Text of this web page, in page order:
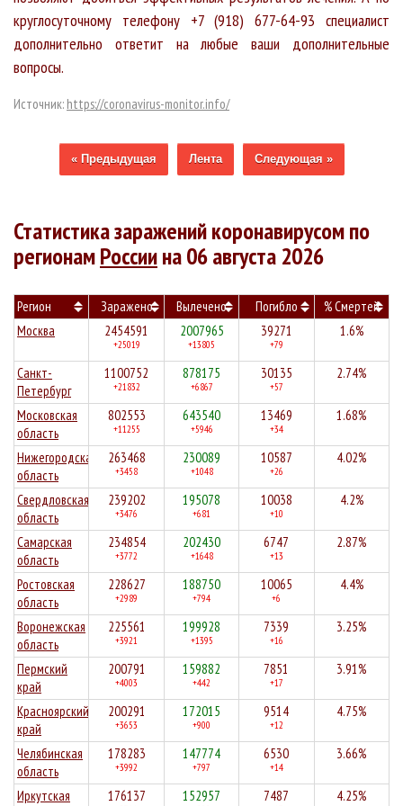
круглосуточному телефону +7 (918) 677-64-93 специалист
дополнительно ответит на любые ваши дополнительные
вопросы.
Источник: https://coronavirus-monitor.info/
« Предыдущая Лента Следующая »
Статистика заражений коронавирусом по
регионамРоссиина 06 августа 2026
Регион Заражено Вылечено Погибло
% Смертей
Москва
2454591
+25019
2007965
+13805
39271
+79
1.6%
Санкт-
Петербург
1100752
+21832
878175
+6867
30135
+57
2.74%
Московская
область
802553
+11255
643540
+5946
13469
+34
1.68%
Нижегородская
область
263468
+3458
230089
+1048
10587
+26
4.02%
Свердловская
область
239202
+3476
195078
+681
10038
+10
4.2%
Самарская
область
234854
+3772
202430
+1648
6747
+13
2.87%
Ростовская
область
228627
+2989
188750
+794
10065
+6
4.4%
Воронежская
область
225561
+3921
199928
+1395
7339
+16
3.25%
Пермский
край
200791
+4003
159882
+442
7851
+17
3.91%
Красноярский
край
200291
+3653
172015
+900
9514
+12
4.75%
Челябинская
область
178283
+3992
147774
+797
6530
+14
3.66%
Иркутская
176137 152957 7487 4.25%